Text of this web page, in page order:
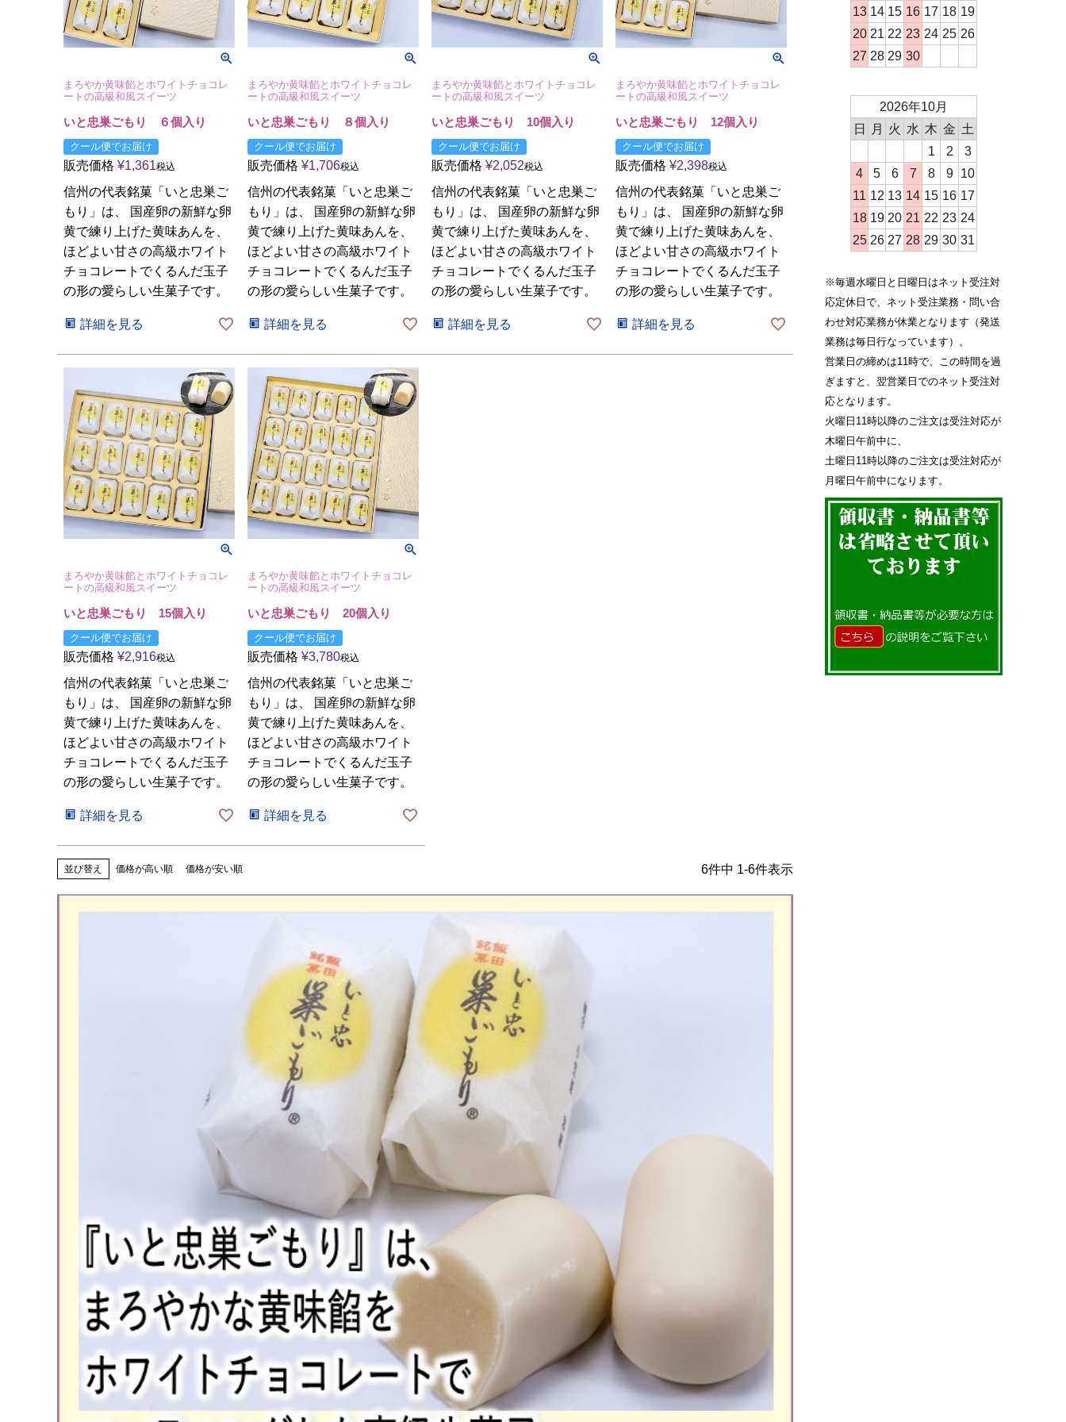
まろやか黄味餡とホワイトチョコレ
ートの高級和風スイーツ
いと忠巣ごもり ６個入り
クール便でお届け
販売価格 ¥1,361税込
信州の代表銘菓「いと忠巣ご
もり」は、 国産卵の新鮮な卵
黄で練り上げた黄味あんを、
ほどよい甘さの高級ホワイト
チョコレートでくるんだ玉子
の形の愛らしい生菓子です。
詳細を見る
まろやか黄味餡とホワイトチョコレ
ートの高級和風スイーツ
いと忠巣ごもり ８個入り
クール便でお届け
販売価格 ¥1,706税込
信州の代表銘菓「いと忠巣ご
もり」は、 国産卵の新鮮な卵
黄で練り上げた黄味あんを、
ほどよい甘さの高級ホワイト
チョコレートでくるんだ玉子
の形の愛らしい生菓子です。
詳細を見る
まろやか黄味餡とホワイトチョコレ
ートの高級和風スイーツ
いと忠巣ごもり 10個入り
クール便でお届け
販売価格 ¥2,052税込
信州の代表銘菓「いと忠巣ご
もり」は、 国産卵の新鮮な卵
黄で練り上げた黄味あんを、
ほどよい甘さの高級ホワイト
チョコレートでくるんだ玉子
の形の愛らしい生菓子です。
詳細を見る
まろやか黄味餡とホワイトチョコレ
ートの高級和風スイーツ
いと忠巣ごもり 12個入り
クール便でお届け
販売価格 ¥2,398税込
信州の代表銘菓「いと忠巣ご
もり」は、 国産卵の新鮮な卵
黄で練り上げた黄味あんを、
ほどよい甘さの高級ホワイト
チョコレートでくるんだ玉子
の形の愛らしい生菓子です。
詳細を見る
まろやか黄味餡とホワイトチョコレ
ートの高級和風スイーツ
いと忠巣ごもり 15個入り
クール便でお届け
販売価格 ¥2,916税込
信州の代表銘菓「いと忠巣ご
もり」は、 国産卵の新鮮な卵
黄で練り上げた黄味あんを、
ほどよい甘さの高級ホワイト
チョコレートでくるんだ玉子
の形の愛らしい生菓子です。
詳細を見る
まろやか黄味餡とホワイトチョコレ
ートの高級和風スイーツ
いと忠巣ごもり 20個入り
クール便でお届け
販売価格 ¥3,780税込
信州の代表銘菓「いと忠巣ご
もり」は、 国産卵の新鮮な卵
黄で練り上げた黄味あんを、
ほどよい甘さの高級ホワイト
チョコレートでくるんだ玉子
の形の愛らしい生菓子です。
詳細を見る
並び替え 価格が高い順 価格が安い順 6件中 1-6件表示
13 14 15 16 17 18 19
20 21 22 23 24 25 26
27 28 29 30
2026年10月
日
月 火 水 木 金 土
1
2
3
4
5 6 7 8 9
10
11 12 13 14 15 16 17
18 19 20 21 22 23 24
25 26 27 28 29 30 31
※毎週水曜日と日曜日はネット受注対
応定休日で、ネット受注業務・問い合
わせ対応業務が休業となります（発送
業務は毎日行なっています）。
営業日の締めは11時で、この時間を過
ぎますと、翌営業日でのネット受注対
応となります。
火曜日11時以降のご注文は受注対応が
木曜日午前中に、
土曜日11時以降のご注文は受注対応が
月曜日午前中になります。